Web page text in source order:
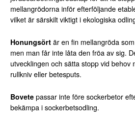
mellangrödorna inför efterföljande
vilket är särskilt viktigt i ekologiska
Honungsört är en fin mellangröda
men man får inte låta den fröa av sig.
utvecklingen och sätta stopp vid behov
rullkniv eller betesputs.
Bovete passar inte före sockerbetor
bekämpa i sockerbetsodling.